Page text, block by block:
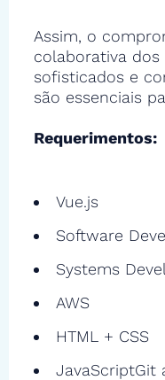
Assim, o
colaborativa dos
sofisticados e
são essenciais
Requerimentos:
Vue.js
Software
Systems
AWS
HTML + CSS
JavaScriptGit